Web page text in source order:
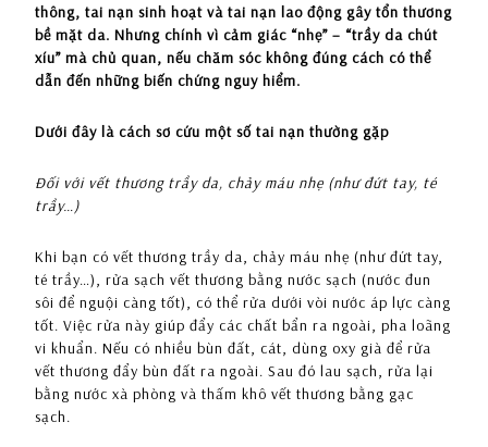
thông, tai nạn sinh hoạt và tai nạn lao động gây tổn thương
bề mặt da. Nhưng chính vì cảm giác “nhẹ” – “trầy da chút
xíu” mà chủ quan, nếu chăm sóc không đúng cách có thể
dẫn đến những biến chứng nguy hiểm.
Dưới đây là cách sơ cứu một số tai nạn thường gặp
Đối với vết thương trầy da, chảy máu nhẹ (như đứt tay, té
trầy…)
Khi bạn có vết thương trầy da, chảy máu nhẹ (như đứt tay,
té trầy…), rửa sạch vết thương bằng nước sạch (nước đun
sôi để nguội càng tốt), có thể rửa dưới vòi nước áp lực càng
tốt. Việc rửa này giúp đẩy các chất bẩn ra ngoài, pha loãng
vi khuẩn. Nếu có nhiều bùn đất, cát, dùng oxy già để rửa
vết thương đẩy bùn đất ra ngoài. Sau đó lau sạch, rửa lại
bằng nước xà phòng và thấm khô vết thương bằng gạc
sạch.